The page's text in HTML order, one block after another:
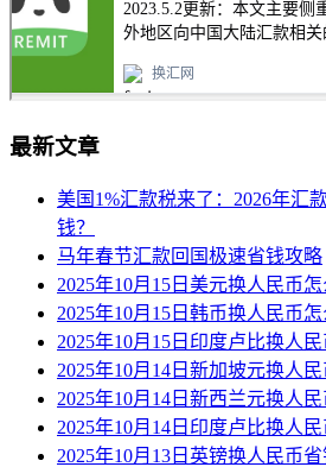
最新文章
美国1%汇款税来了：2026年汇
钱？
马年春节汇款回国极速省钱攻略
2025年10月15日美元换人民币怎
2025年10月15日韩币换人民币怎
2025年10月15日印度卢比换人
2025年10月14日新加坡元换人
2025年10月14日新西兰元换人
2025年10月14日印度卢比换人
2025年10月13日英镑换人民币